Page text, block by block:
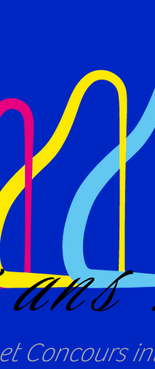
Concours